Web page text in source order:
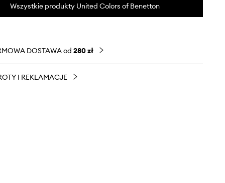
Wszystkie produkty United Colors of Benetton
DOSTAWA od 280 zł
I REKLAMACJE